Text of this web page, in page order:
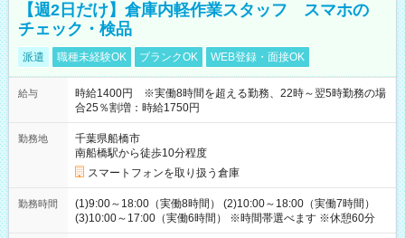
【週2日だけ】倉庫内軽作業スタッフ スマホの
チェック・検品
派遣 職種未経験OK ブランクOK WEB登録・面接OK
給与
時給1400円 ※実働8時間を超える勤務、22時～翌5時勤務の場
合25％割増：時給1750円
勤務地
千葉県船橋市
南船橋駅から徒歩10分程度
スマートフォンを取り扱う倉庫
勤務時間
(1)9:00～18:00（実働8時間） (2)10:00～18:00（実働7時間）
(3)10:00～17:00（実働6時間） ※時間帯選べます ※休憩60分